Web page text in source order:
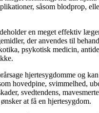
såsom blodprop,
en meget effektiv
der anvendes til
psykotisk medicin,
hjertesygdomme og
hovedpine, svimmelhed,
svedtendens,
at få en hjertesygdom.